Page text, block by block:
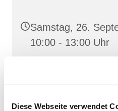
Diese Webseite verwendet
Samstag, 26.
10:00 - 13:00 Uhr
Frankenwall 7,